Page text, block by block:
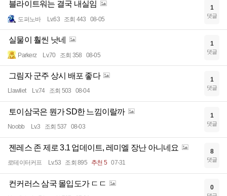
블라이트워는 결국 내실임
도퍼노바 Lv.63 조회 443 08-05
1
댓글
실물이 훨씬 낫네
Parkerz Lv.70 조회 358 08-05
1
댓글
그림자 군주 상시 배포 좋다
Llawliet Lv.74 조회 503 08-04
1
댓글
토이삼국은 뭔가 SD한 느낌이랄까
Noobb Lv.3 조회 537 08-03
1
댓글
젠레스 존 제로 3.1 업데이트, 레미엘 장난 아니네요
로테이터커프 Lv.53 조회 895 추천 5 07-31
8
댓글
컨커러스 삼국 몰입도가 ㄷㄷ 0